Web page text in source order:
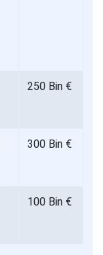
250 Bin €
300 Bin €
100 Bin €